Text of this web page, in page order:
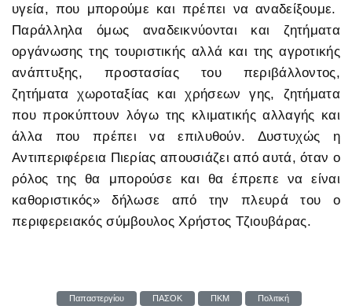
υγεία, που μπορούμε και πρέπει να αναδείξουμε.
Παράλληλα όμως αναδεικνύονται και ζητήματα
οργάνωσης της τουριστικής αλλά και της αγροτικής
ανάπτυξης, προστασίας του περιβάλλοντος,
ζητήματα χωροταξίας και χρήσεων γης, ζητήματα
που προκύπτουν λόγω της κλιματικής αλλαγής και
άλλα που πρέπει να επιλυθούν. Δυστυχώς η
Αντιπεριφέρεια Πιερίας απουσιάζει από αυτά, όταν ο
ρόλος της θα μπορούσε και θα έπρεπε να είναι
καθοριστικός» δήλωσε από την πλευρά του ο
περιφερειακός σύμβουλος Χρήστος Τζιουβάρας.
Παπαστεργίου ΠΑΣΟΚ ΠΚΜ Πολιτική